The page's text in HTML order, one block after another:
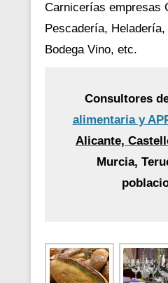
Carnicerías empresas
Pescadería,
Bodega Vino, etc.
Consultores
alimentaria y
Alicante,
Murcia,